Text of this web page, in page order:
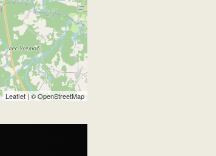
Leaflet| ©OpenStreetMap